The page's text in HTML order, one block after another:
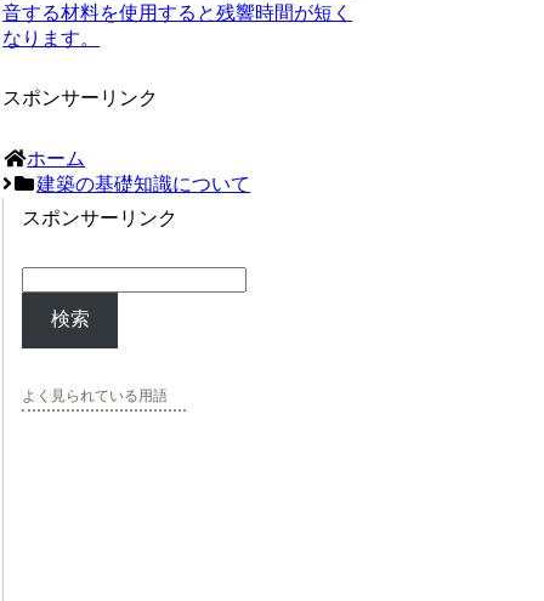
音する材料を使用すると残響時間が短く
なります。
スポンサーリンク
ホーム
建築の基礎知識について
スポンサーリンク
検索
よく見られている用語